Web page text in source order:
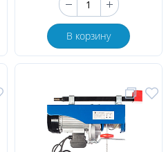
В корзину